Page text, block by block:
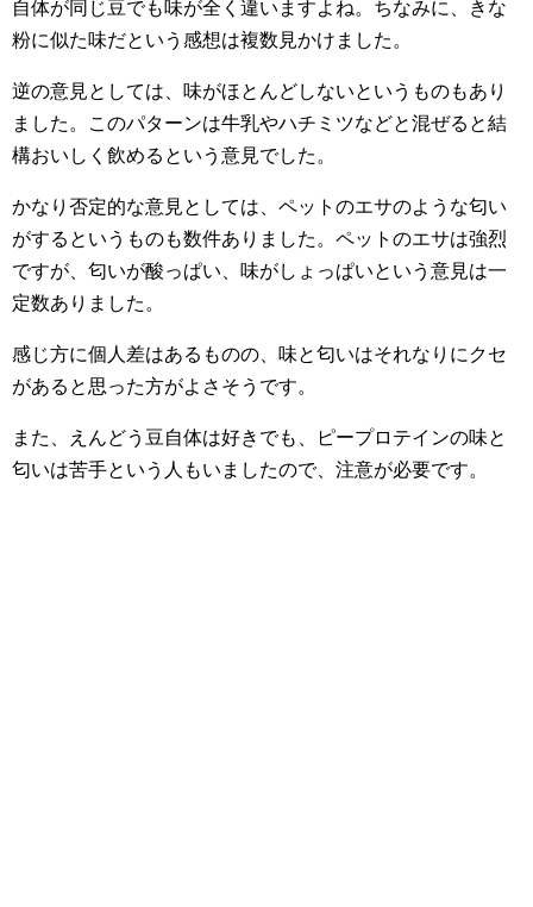
自体が同じ豆でも味が全く違いますよね。ちなみに、きな
粉に似た味だという感想は複数見かけました。
逆の意見としては、味がほとんどしないというものもあり
ました。このパターンは牛乳やハチミツなどと混ぜると結
構おいしく飲めるという意見でした。
かなり否定的な意見としては、ペットのエサのような匂い
がするというものも数件ありました。ペットのエサは強烈
ですが、匂いが酸っぱい、味がしょっぱいという意見は一
定数ありました。
感じ方に個人差はあるものの、味と匂いはそれなりにクセ
があると思った方がよさそうです。
また、えんどう豆自体は好きでも、ピープロテインの味と
匂いは苦手という人もいましたので、注意が必要です。